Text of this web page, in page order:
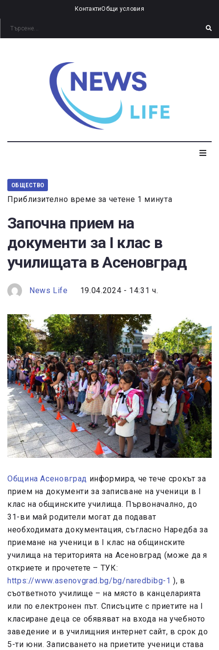
КонтактиОбщи условия
ОБЩЕСТВО
Приблизително време за четене 1 минута
Започна прием на
документи за I клас в
училищата в Асеновград
News Life 19.04.2024 - 14:31 ч.
Община Асеновград информира, че тече срокът за
прием на документи за записване на ученици в I
клас на общинските училища. Първоначално, до
31-ви май родители могат да подават
необходимата документация, съгласно Наредба за
приемане на ученици в I клас на общинските
училища на територията на Асеновград (може да я
откриете и прочетете – ТУК:
https://www.asenovgrad.bg/bg/naredbibg-1 ), в
съответното училище – на място в канцеларията
или по електронен път. Списъците с приетите на I
класиране деца се обявяват на входа на учебното
заведение и в училищния интернет сайт, в срок до
5-ти юни. Записването на приетите ученици става